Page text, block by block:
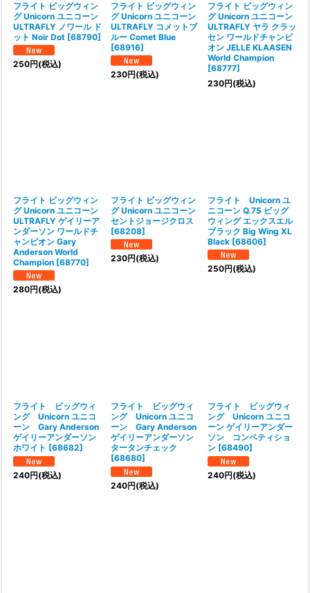
フライト ビッグウィン
グ Unicorn ユニコーン
ULTRAFLY ノワール ド
ット Noir Dot [68790]
250円(税込)
フライト ビッグウィン
グ Unicorn ユニコーン
ULTRAFLY コメットブ
ルー Comet Blue
[68916]
230円(税込)
フライト ビッグウィン
グ Unicorn ユニコーン
ULTRAFLY ヤラ クラッ
セン ワールドチャンピ
オン JELLE KLAASEN
World Champion
[68777]
230円(税込)
フライト ビッグウィン
グ Unicorn ユニコーン
ULTRAFLY ゲイリーア
ンダーソン ワールドチ
ャンピオン Gary
Anderson World
Champion [68770]
280円(税込)
フライト ビッグウィン
グ Unicorn ユニコーン
セントジョージクロス
[68208]
230円(税込)
フライト Unicorn ユ
ニコーン Q.75 ビッグ
ウィング エックスエル
ブラック Big Wing XL
Black [68606]
250円(税込)
フライト ビッグウィ
ング Unicorn ユニコ
ーン Gary Anderson
ゲイリーアンダーソン
ホワイト [68682]
240円(税込)
フライト ビッグウィ
ング Unicorn ユニコ
ーン Gary Anderson
ゲイリーアンダーソン
タータンチェック
[68680]
240円(税込)
フライト ビッグウィ
ング Unicorn ユニコ
ーン ゲイリーアンダー
ソン コンペティショ
ン [68490]
240円(税込)